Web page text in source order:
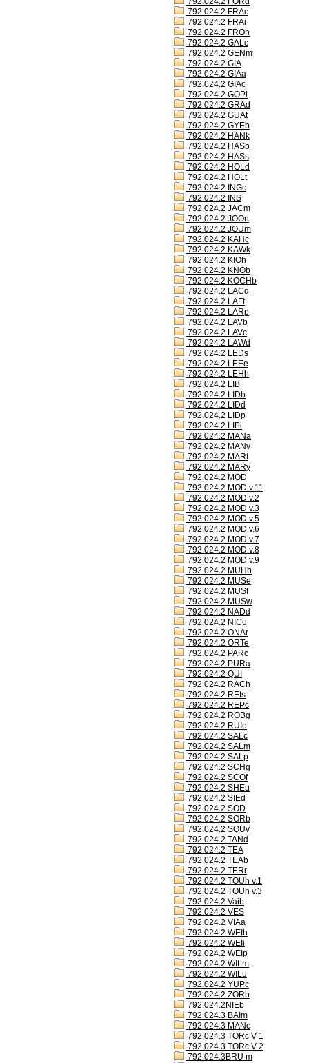
792.024.2 FRAc
792.024.2 FRAi
792.024.2 FROh
792.024.2 GALc
792.024.2 GENm
792.024.2 GIA
792.024.2 GIAa
792.024.2 GIAc
792.024.2 GOPi
792.024.2 GRAd
792.024.2 GUAt
792.024.2 GYEb
792.024.2 HANk
792.024.2 HASb
792.024.2 HASs
792.024.2 HOLd
792.024.2 HOLt
792.024.2 INGc
792.024.2 INS
792.024.2 JACm
792.024.2 JOOn
792.024.2 JOUm
792.024.2 KAHc
792.024.2 KAWk
792.024.2 KIOh
792.024.2 KNOb
792.024.2 KOCHb
792.024.2 LACd
792.024.2 LAFt
792.024.2 LARp
792.024.2 LAVb
792.024.2 LAVc
792.024.2 LAWd
792.024.2 LEDs
792.024.2 LEEe
792.024.2 LEHh
792.024.2 LIB
792.024.2 LIDb
792.024.2 LIDd
792.024.2 LIDp
792.024.2 LIPi
792.024.2 MANa
792.024.2 MANv
792.024.2 MARt
792.024.2 MARy
792.024.2 MOD
792.024.2 MOD v.11
792.024.2 MOD v.2
792.024.2 MOD v.3
792.024.2 MOD v.5
792.024.2 MOD v.6
792.024.2 MOD v.7
792.024.2 MOD v.8
792.024.2 MOD v.9
792.024.2 MUHb
792.024.2 MUSe
792.024.2 MUSf
792.024.2 MUSw
792.024.2 NADd
792.024.2 NICu
792.024.2 ONAr
792.024.2 ORTe
792.024.2 PARc
792.024.2 PURa
792.024.2 QUI
792.024.2 RACh
792.024.2 REIs
792.024.2 REPc
792.024.2 ROBg
792.024.2 RUIe
792.024.2 SALc
792.024.2 SALm
792.024.2 SALp
792.024.2 SCHg
792.024.2 SCOf
792.024.2 SHEu
792.024.2 SIEd
792.024.2 SOD
792.024.2 SORb
792.024.2 SQUv
792.024.2 TANd
792.024.2 TEA
792.024.2 TEAb
792.024.2 TERr
792.024.2 TOUh v.1
792.024.2 TOUh v.3
792.024.2 Vaib
792.024.2 VES
792.024.2 VIAa
792.024.2 WEIh
792.024.2 WEIi
792.024.2 WEIp
792.024.2 WILm
792.024.2 WILu
792.024.2 YUPc
792.024.2 ZORb
792.024.2NIEb
792.024.3 BAIm
792.024.3 MANc
792.024.3 TORc V 1
792.024.3 TORc V 2
792.024.3BRU m